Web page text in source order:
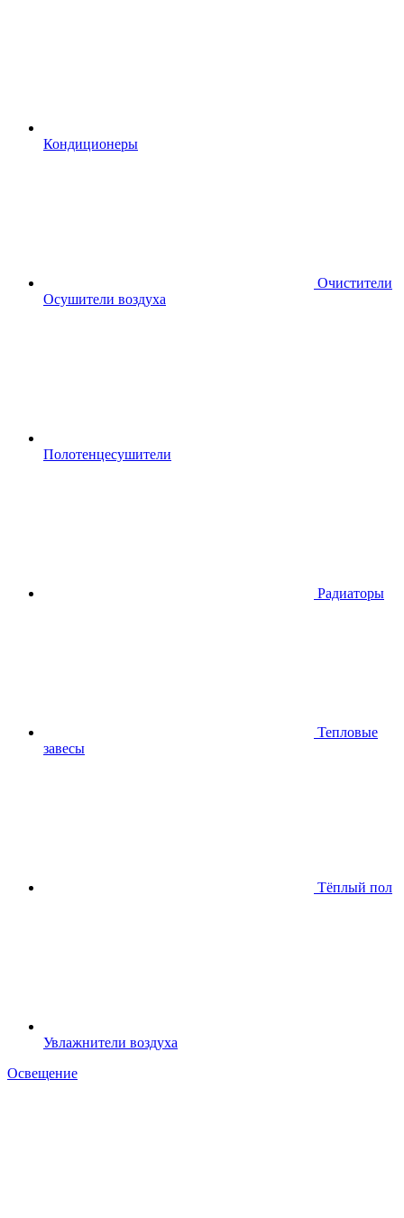
Кондиционеры
Очистители
Осушители воздуха
Полотенцесушители
Радиаторы
Тепловые
завесы
Тёплый пол
Увлажнители воздуха
Освещение